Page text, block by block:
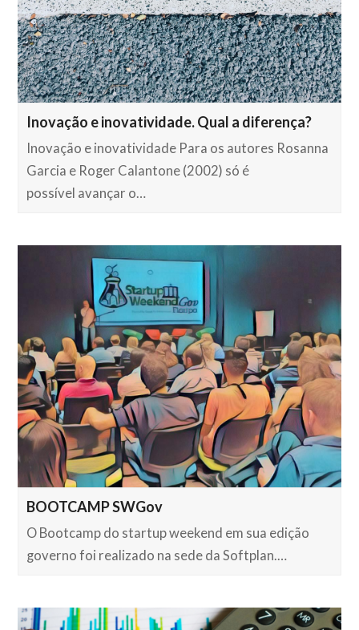
Inovação e inovatividade. Qual a diferença?
Inovação e inovatividade Para os autores Rosanna
Garcia e Roger Calantone (2002) só é
possível avançar o…
BOOTCAMP SWGov
O Bootcamp do startup weekend em sua edição
governo foi realizado na sede da Softplan.…